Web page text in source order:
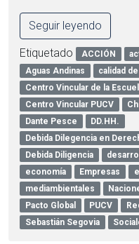
Seguir leyendo
Etiquetado ACCIÓN
Aguas Andinas
calidad
Centro Vincular de la
Centro Vincular PUCV
Dante Pesce
DD.HH.
Debida Dilegencia en
Debida Diligencia
economía
Empresas
mediambientales
Pacto Global
PUCV
Sebastián Segovia